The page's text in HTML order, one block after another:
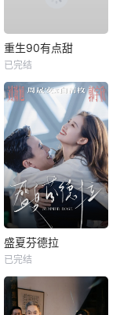
重生90有点甜
已完结
盛夏芬德拉
已完结